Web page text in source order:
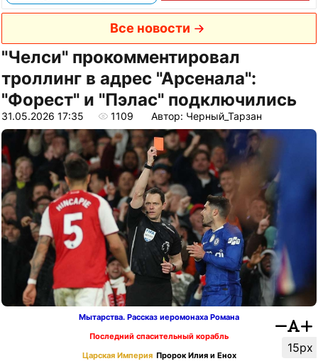
Все новости
"Челси" прокомментировал
троллинг в адрес "Арсенала":
"Форест" и "Пэлас" подключились
31.05.2026 17:35 1109 Автор: Черный_Тарзан
15px
Мытарства. Рассказ иеромонаха Романа
Последний спасительный корабль
Царская Империя Пророк Илия и Енох